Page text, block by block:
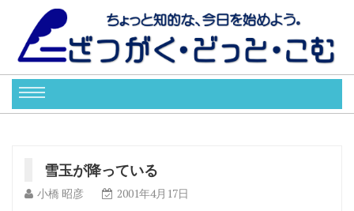
雪玉が降っている
小橋 昭彦 2001年4月17日